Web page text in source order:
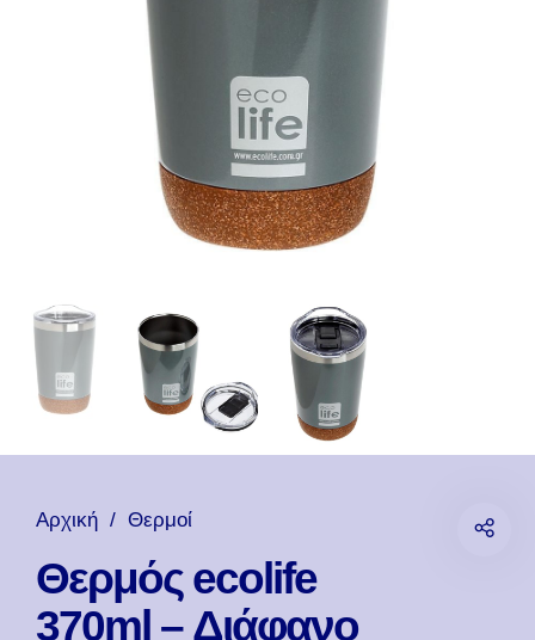
Αρχική / Θερμοί
Θερμός ecolife
370ml – Διάφανο